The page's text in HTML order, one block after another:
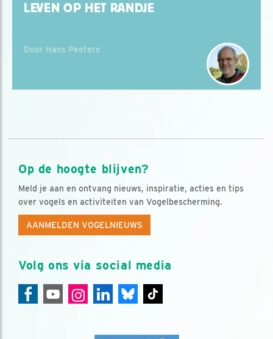
LEVEN OP HET RANDJE
Door Hans Peeters
Op de hoogte blijven?
Meld je aan en ontvang nieuws, inspiratie, acties en tips
over vogels en activiteiten van Vogelbescherming.
AANMELDEN VOGELNIEUWS
Volg ons via social media